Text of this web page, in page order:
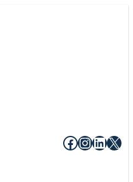
Facebook
X